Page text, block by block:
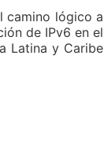
camino lógico a
de IPv6 en el
Latina y Caribe